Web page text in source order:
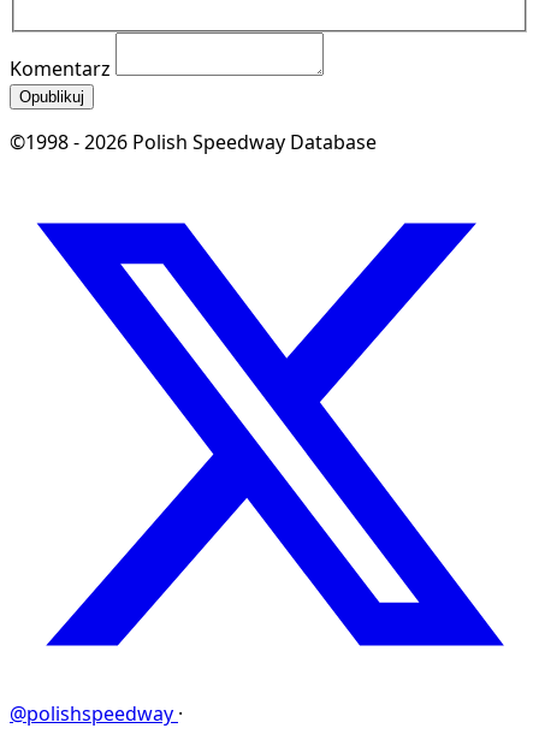
Komentarz
Opublikuj
©1998 - 2026 Polish Speedway Database
@polishspeedway ·